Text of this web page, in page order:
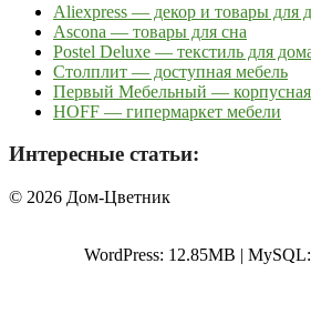
Aliexpress — декор и товары для
Ascona — товары для сна
Postel Deluxe — текстиль для
Столплит — доступная мебель
Первый Мебельный — корпусная
HOFF — гипермаркет мебели
Интересные статьи:
© 2026 Дом-Цветник
WordPress: 12.85MB |